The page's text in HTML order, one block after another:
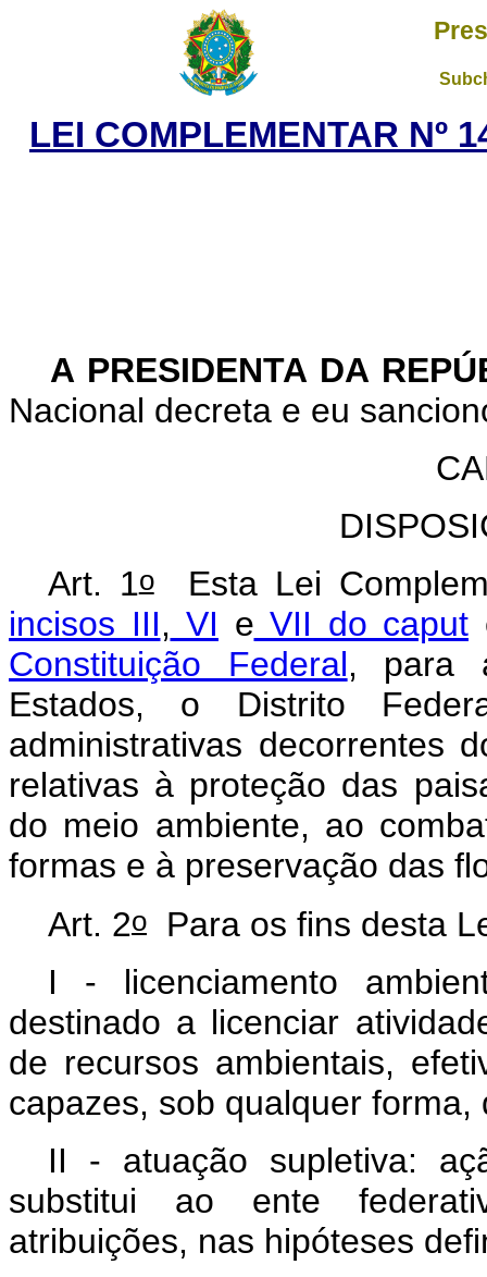
LEI COMPLEMENTAR Nº
A PRESIDENTA DA
Nacional decreta e eu
Art. 1oEsta Lei
incisos III, VI e VII do caput
Constituição Federal, para
Estados, o Distrito
administrativas decorrentes
relativas à proteção das
do meio ambiente, ao
formas e à preservação das
Art. 2o Para os fins desta
I - licenciamento
destinado a licenciar
de recursos ambientais,
capazes, sob qualquer
II - atuação supletiva:
substitui ao ente
atribuições, nas hipóteses